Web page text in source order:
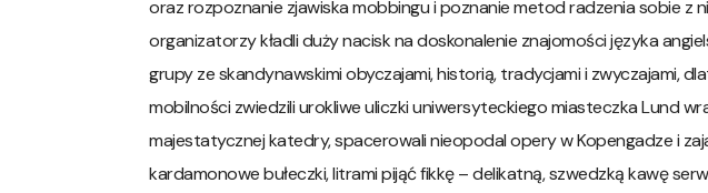
oraz rozpoznanie zjawiska mobbingu i poznanie metod radzenia sobie z
organizatorzy kładli duży nacisk na doskonalenie znajomości języka
grupy ze skandynawskimi obyczajami, historią, tradycjami i zwyczajami,
mobilności zwiedzili urokliwe uliczki uniwersyteckiego miasteczka Lund
majestatycznej katedry, spacerowali nieopodal opery w Kopengadze i
kardamonowe bułeczki, litrami pijąć fikkę – delikatną, szwedzką kawę